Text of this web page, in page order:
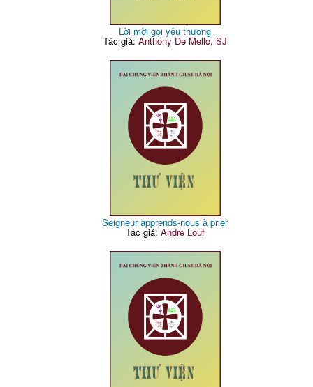
Lời mời gọi yêu thương
Tác giả: Anthony De Mello, SJ
Seigneur apprends-nous à prier
Tác giả: Andre Louf